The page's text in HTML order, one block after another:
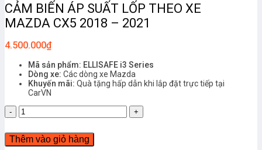
CẢM BIẾN ÁP SUẤT LỐP THEO XE
MAZDA CX5 2018 – 2021
4.500.000₫
Mã sản phẩm: ELLISAFE i3 Series
Dòng xe: Các dòng xe Mazda
Khuyến mãi: Quà tặng hấp dẫn khi lắp đặt trực tiếp tại
CarVN
CẢM
BIẾN
ÁP
SUẤT
Thêm vào giỏ hàng